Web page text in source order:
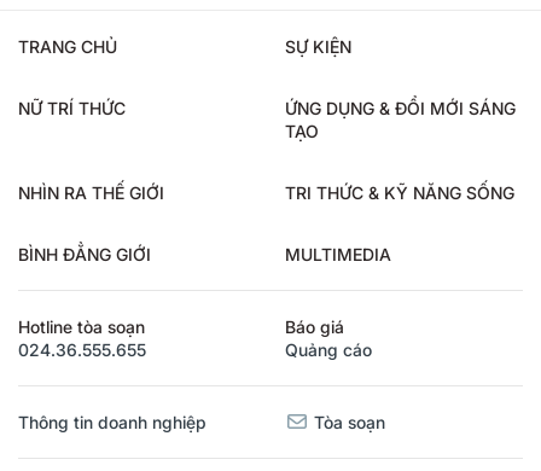
TRANG CHỦ SỰ KIỆN
NỮ TRÍ THỨC
ỨNG DỤNG & ĐỔI MỚI SÁNG
TẠO
NHÌN RA THẾ GIỚI TRI THỨC & KỸ NĂNG SỐNG
BÌNH ĐẲNG GIỚI MULTIMEDIA
Hotline tòa soạn
024.36.555.655
Báo giá
Quảng cáo
Thông tin doanh nghiệp Tòa soạn